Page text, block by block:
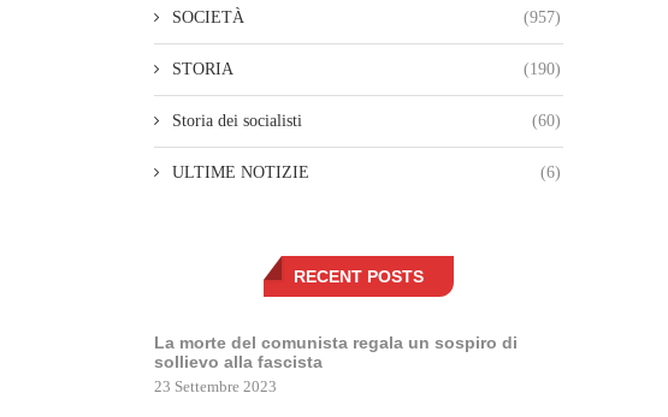
SOCIETÀ (957)
STORIA (190)
Storia dei socialisti (60)
ULTIME NOTIZIE (6)
RECENT POSTS
La morte del comunista regala un sospiro di
sollievo alla fascista
23 Settembre 2023